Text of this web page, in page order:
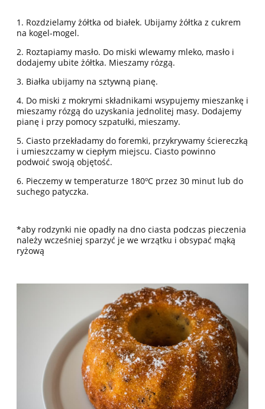
1. Rozdzielamy żółtka od białek. Ubijamy żółtka z cukrem
na kogel-mogel.
2. Roztapiamy masło. Do miski wlewamy mleko, masło i
dodajemy ubite żółtka. Mieszamy rózgą.
3. Białka ubijamy na sztywną pianę.
4. Do miski z mokrymi składnikami wsypujemy mieszankę i
mieszamy rózgą do uzyskania jednolitej masy. Dodajemy
pianę i przy pomocy szpatułki, mieszamy.
5. Ciasto przekładamy do foremki, przykrywamy ściereczką
i umieszczamy w ciepłym miejscu. Ciasto powinno
podwoić swoją objętość.
6. Pieczemy w temperaturze 180ºC przez 30 minut lub do
suchego patyczka.
*aby rodzynki nie opadły na dno ciasta podczas pieczenia
należy wcześniej sparzyć je we wrzątku i obsypać mąką
ryżową